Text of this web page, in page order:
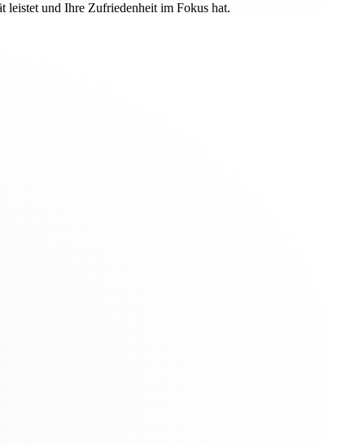
leistet und Ihre Zufriedenheit im Fokus hat.